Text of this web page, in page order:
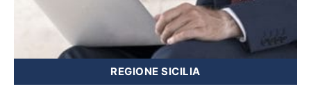
REGIONE SICILIA